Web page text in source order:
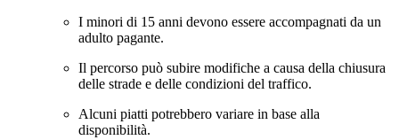
I minori di 15 anni devono essere accompagnati da un
adulto pagante.
Il percorso può subire modifiche a causa della chiusura
delle strade e delle condizioni del traffico.
Alcuni piatti potrebbero variare in base alla
disponibilità.